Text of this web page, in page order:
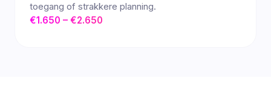
toegang of strakkere planning.
€1.650 – €2.650